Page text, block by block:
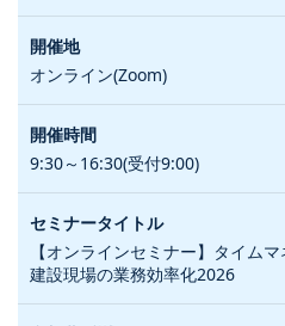
オンライン(Zoom)
9:30～16:30(受付9:00)
【オンラインセミナー】タイム
建設現場の業務効率化2026